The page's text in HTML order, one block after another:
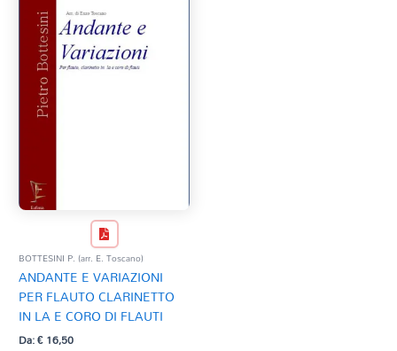
Natale
QR base
QR esecuzione
Trascrizioni e Arrangiamenti
BOTTESINI P. (arr. E. Toscano)
ANDANTE E VARIAZIONI
PER FLAUTO CLARINETTO
IN LA E CORO DI FLAUTI
Da:€16,50